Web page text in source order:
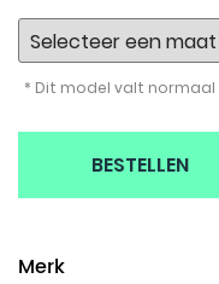
Merk
* Dit model valt normaal
BESTELLEN